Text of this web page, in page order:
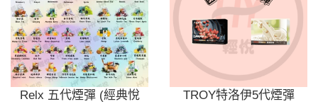
Relx 五代煙彈 (經典悅
TROY特洛伊5代煙彈